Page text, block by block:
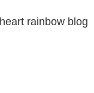
heart rainbow blog